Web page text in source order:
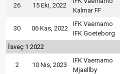
26 15 Eki, 2022
Kalmar FF
30 06 Kas, 2022
IFK Vaernamo
IFK Goeteborg
İsveç 1 2022
2 10 Nis, 2023
IFK Vaernamo
Mjaellby